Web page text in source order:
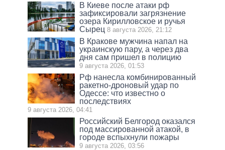
В Киеве после атаки рф
зафиксировали загрязнение
озера Кирилловское и ручья
Сырец 8 августа 2026, 21:12
В Кракове мужчина напал на
украинскую пару, а через два
дня сам пришел в полицию
9 августа 2026, 01:53
Рф нанесла комбинированный
ракетно-дроновый удар по
Одессе: что известно о
последствиях
9 августа 2026, 04:41
Российский Белгород оказался
под массированной атакой, в
городе вспыхнули пожары
9 августа 2026, 03:56